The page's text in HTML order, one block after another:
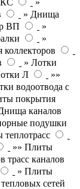
»
» Днища
ВП
»
»
» Лотки
Л
»»
водоотвода с
покрытия
каналов
подушки
»» Плиты
трасс каналов
» Плиты
сетей